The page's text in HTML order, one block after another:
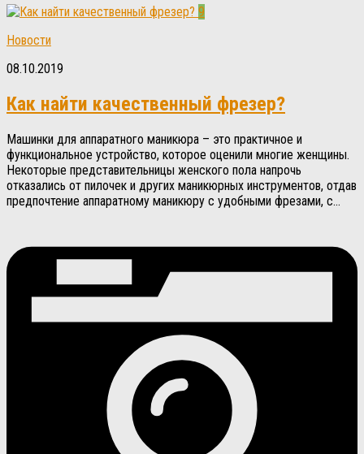
9
Новости
08.10.2019
Как найти качественный фрезер?
Машинки для аппаратного маникюра – это практичное и
функциональное устройство, которое оценили многие женщины.
Некоторые представительницы женского пола напрочь
отказались от пилочек и других маникюрных инструментов, отдав
предпочтение аппаратному маникюру с удобными фрезами, с...